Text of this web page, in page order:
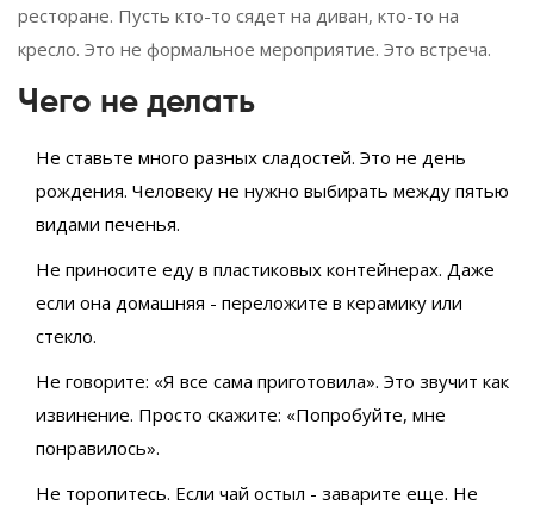
ресторане. Пусть кто-то сядет на диван, кто-то на
кресло. Это не формальное мероприятие. Это встреча.
Чего не делать
Не ставьте много разных сладостей. Это не день
рождения. Человеку не нужно выбирать между пятью
видами печенья.
Не приносите еду в пластиковых контейнерах. Даже
если она домашняя - переложите в керамику или
стекло.
Не говорите: «Я все сама приготовила». Это звучит как
извинение. Просто скажите: «Попробуйте, мне
понравилось».
Не торопитесь. Если чай остыл - заварите еще. Не